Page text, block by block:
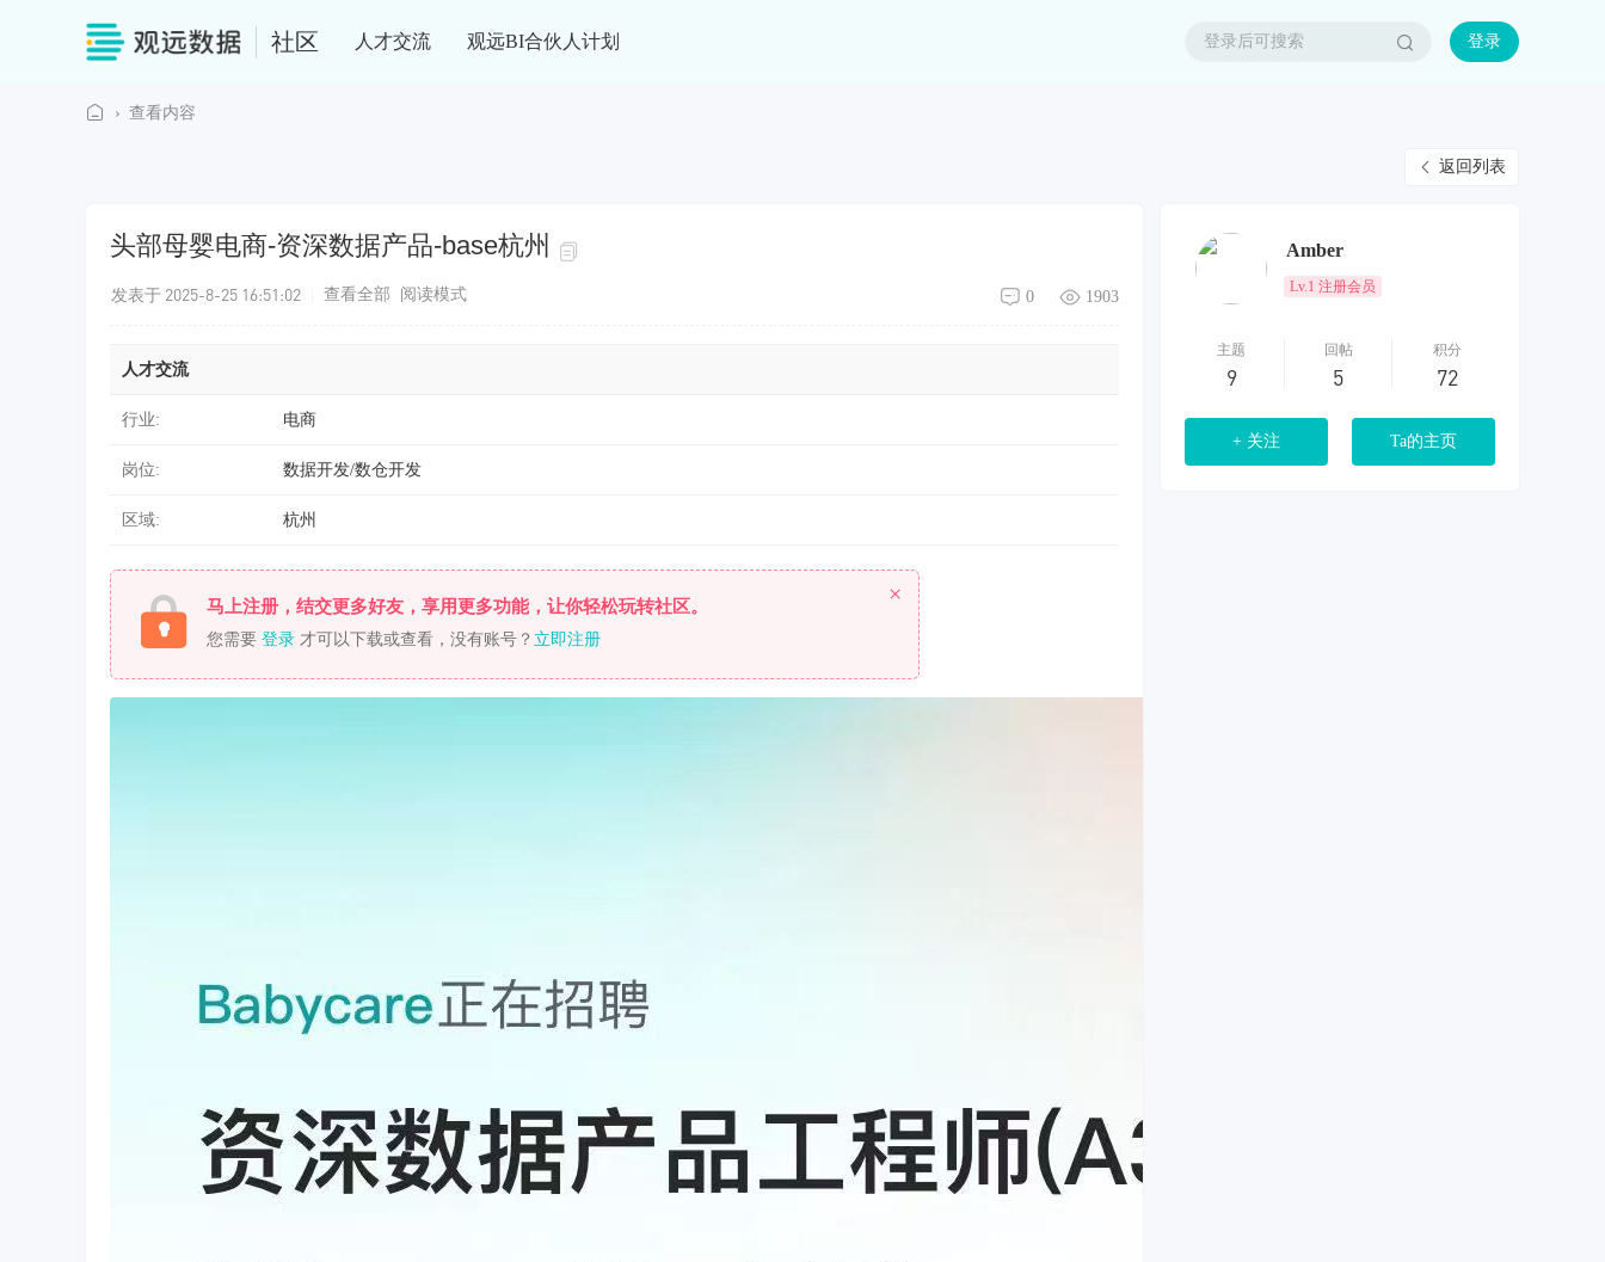
社区 人才交流 观远BI合伙人计划 登录
› 查看内容
返回列表
头部母婴电商-资深数据产品-base杭州
1903
0
发表于 2025-8-25 16:51:02 查看全部 阅读模式
人才交流
行业: 电商
岗位: 数据开发/数仓开发
区域: 杭州
马上注册，结交更多好友，享用更多功能，让你轻松玩转社区。
您需要 登录 才可以下载或查看，没有账号？ 立即注册
×
Amber
Lv.1 注册会员
主题
9
回帖
5
积分
72
+ 关注 Ta的主页